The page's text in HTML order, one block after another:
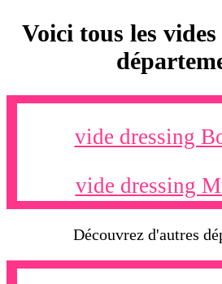
Voici tous les
vide dressing
vide dressing
Découvrez d'autres